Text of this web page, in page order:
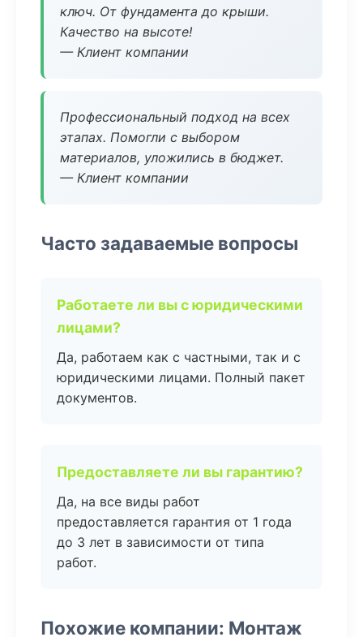
ключ. От фундамента до крыши.
Качество на высоте!
— Клиент компании
Профессиональный подход на всех
этапах. Помогли с выбором
материалов, уложились в бюджет.
— Клиент компании
Часто задаваемые вопросы
Работаете ли вы с юридическими
лицами?
Да, работаем как с частными, так и с
юридическими лицами. Полный пакет
документов.
Предоставляете ли вы гарантию?
Да, на все виды работ
предоставляется гарантия от 1 года
до 3 лет в зависимости от типа
работ.
Похожие компании: Монтаж